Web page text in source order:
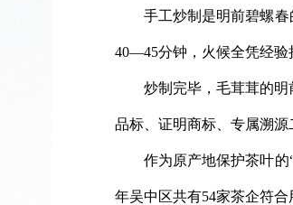
手工炒制是明前碧螺
40—45分钟，火候全凭经验
炒制完毕，毛茸茸的
品标、证明商标、专属溯
作为原产地保护茶叶
年吴中区共有54家茶企符合